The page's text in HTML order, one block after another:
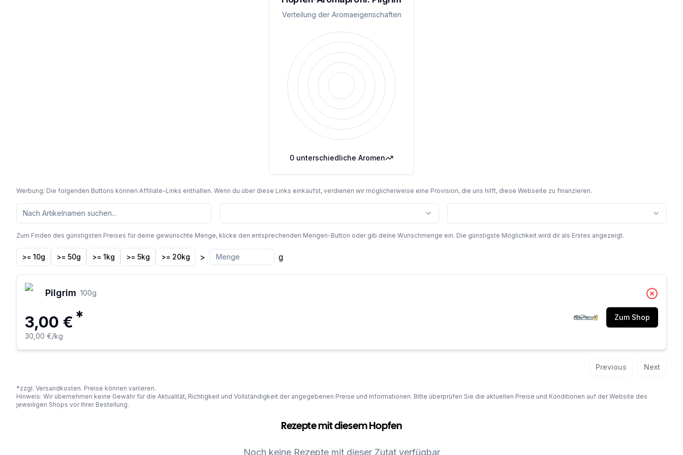
Verteilung der Aromaeigenschaften
0 unterschiedliche Aromen
Werbung: Die folgenden Buttons können Affiliate-Links enthalten. Wenn du über diese Links einkaufst, verdienen wir möglicherweise eine Provision, die uns hilft, diese Webseite zu finanzieren.
Zum Finden des günstigsten Preises für deine gewünschte Menge, klicke den entsprechenden Mengen-Button oder gib deine Wunschmenge ein. Die günstigste Möglichkeit wird dir als Erstes angezeigt.
>= 10g >= 50g >= 1kg >= 5kg >= 20kg > g
Pilgrim 100g
3,00 € *
30,00 €/kg
Zum Shop
Previous Next
*zzgl. Versandkosten. Preise können variieren.
Hinweis: Wir übernehmen keine Gewähr für die Aktualität, Richtigkeit und Vollständigkeit der angegebenen Preise und Informationen. Bitte überprüfen Sie die aktuellen Preise und Konditionen auf der Website des
jeweiligen Shops vor Ihrer Bestellung.
Rezepte mit diesem Hopfen
Noch keine Rezepte mit dieser Zutat verfügbar